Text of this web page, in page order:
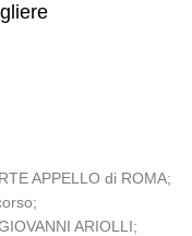
APPELLO di ROMA;
ARIOLLI;